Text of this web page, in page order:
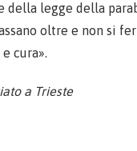
della legge della
oltre e non si
cura».
a Trieste